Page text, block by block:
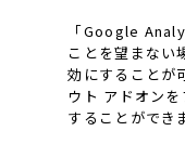
「Google
ことを望まない
効にすること
ウト アドオン
することができ